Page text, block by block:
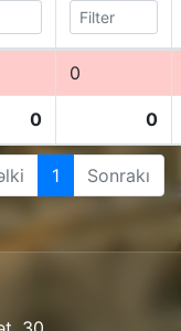
0 0
0
1 Sonrakı